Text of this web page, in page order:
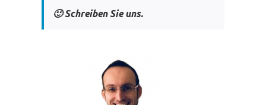
🙂 Schreiben Sie uns.